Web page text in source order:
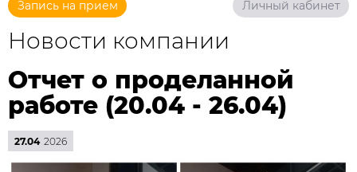
Запись на прием Личный кабинет
Новости компании
Отчет о проделанной
работе (20.04 - 26.04)
27.04 2026